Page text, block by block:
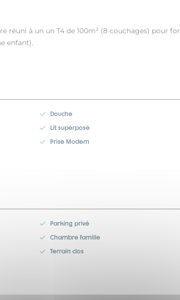
réuni à un un T4 de 100m² (8 couchages) pour
enfant).
Douche
Lit superposé
Prise Modem
Parking privé
Chambre famille
Terrain clos